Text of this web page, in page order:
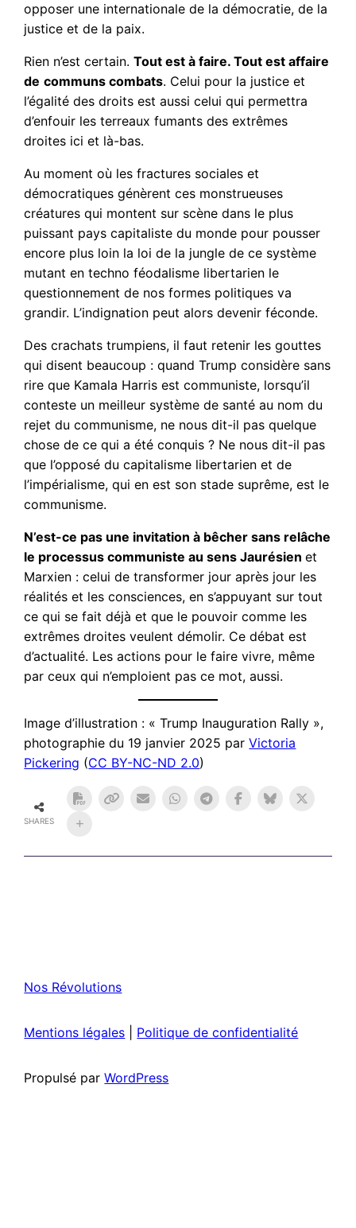
opposer une internationale de la démocratie, de la
justice et de la paix.
Rien n’est certain.Tout est à faire. Tout est affaire
de communs combats. Celui pour la justice et
l’égalité des droits est aussi celui qui permettra
d’enfouir les terreaux fumants des extrêmes
droites ici et là-bas.
Au moment où les fractures sociales et
démocratiques génèrent ces monstrueuses
créatures qui montent sur scène dans le plus
puissant pays capitaliste du monde pour pousser
encore plus loin la loi de la jungle de ce système
mutant en techno féodalisme libertarien le
questionnement de nos formes politiques va
grandir. L’indignation peut alors devenir féconde.
Des crachats trumpiens, il faut retenir les gouttes
qui disent beaucoup : quand Trump considère sans
rire que Kamala Harris est communiste, lorsqu’il
conteste un meilleur système de santé au nom du
rejet du communisme, ne nous dit-il pas quelque
chose de ce qui a été conquis ? Ne nous dit-il pas
que l’opposé du capitalisme libertarien et de
l’impérialisme, qui en est son stade suprême, est le
communisme.
N’est-ce pas une invitation à bêcher sans relâche
le processus communiste au sens Jaurésienet
Marxien : celui de transformer jour après jour les
réalités et les consciences, en s’appuyant sur tout
ce qui se fait déjà et que le pouvoir comme les
extrêmes droites veulent démolir. Ce débat est
d’actualité. Les actions pour le faire vivre, même
par ceux qui n’emploient pas ce mot, aussi.
Image d’illustration : « Trump Inauguration Rally »,
photographie du 19 janvier 2025 parVictoria
Pickering (CC BY-NC-ND 2.0)
SHARES
Nos Révolutions
Mentions légales Politique de confidentialité
Propulsé parWordPress